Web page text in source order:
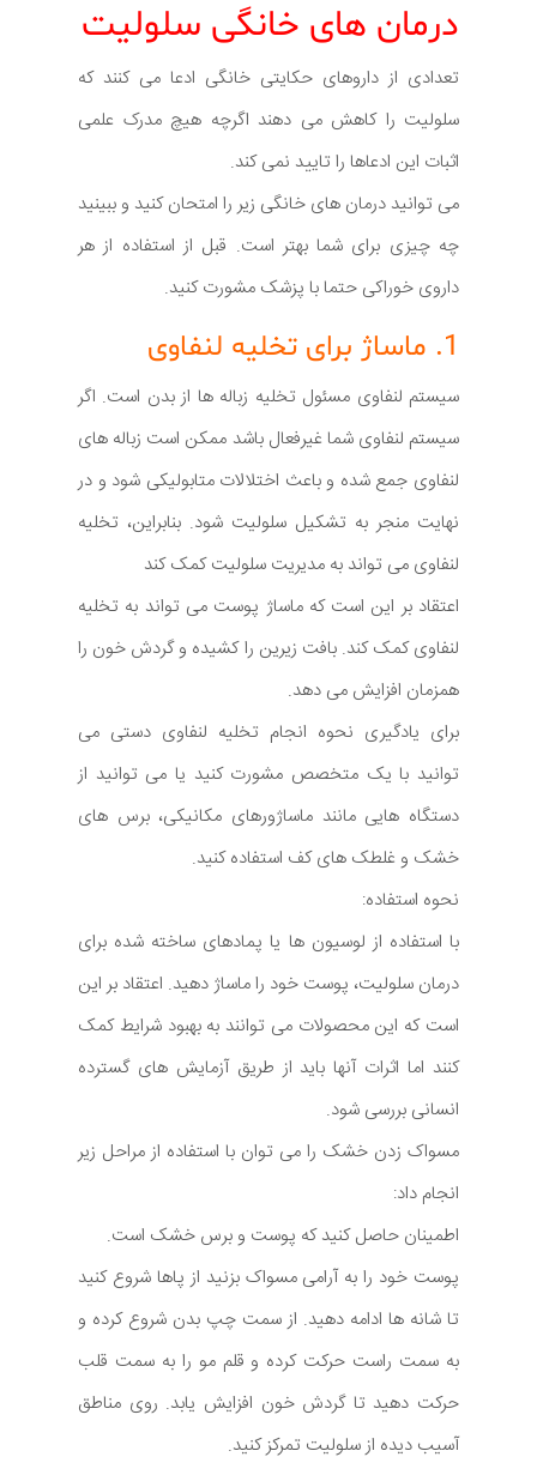
درمان های خانگی سلولیت
تعدادی از داروهای حکایتی خانگی ادعا می کنند که
سلولیت را کاهش می دهند اگرچه هیچ مدرک علمی
اثبات این ادعاها را تایید نمی کند.
می توانید درمان های خانگی زیر را امتحان کنید و ببینید
چه چیزی برای شما بهتر است. قبل از استفاده از هر
داروی خوراکی حتما با پزشک مشورت کنید.
1. ماساژ برای تخلیه لنفاوی
سیستم لنفاوی مسئول تخلیه زباله ها از بدن است. اگر
سیستم لنفاوی شما غیرفعال باشد ممکن است زباله های
لنفاوی جمع شده و باعث اختلالات متابولیکی شود و در
نهایت منجر به تشکیل سلولیت شود. بنابراین، تخلیه
لنفاوی می تواند به مدیریت سلولیت کمک کند
اعتقاد بر این است که ماساژ پوست می تواند به تخلیه
لنفاوی کمک کند. بافت زیرین را کشیده و گردش خون را
همزمان افزایش می دهد.
برای یادگیری نحوه انجام تخلیه لنفاوی دستی می
توانید با یک متخصص مشورت کنید یا می توانید از
دستگاه هایی مانند ماساژورهای مکانیکی، برس های
خشک و غلطک های کف استفاده کنید.
نحوه استفاده:
با استفاده از لوسیون ها یا پمادهای ساخته شده برای
درمان سلولیت، پوست خود را ماساژ دهید. اعتقاد بر این
است که این محصولات می توانند به بهبود شرایط کمک
کنند اما اثرات آنها باید از طریق آزمایش های گسترده
انسانی بررسی شود.
مسواک زدن خشک را می توان با استفاده از مراحل زیر
انجام داد:
اطمینان حاصل کنید که پوست و برس خشک است.
پوست خود را به آرامی مسواک بزنید از پاها شروع کنید
تا شانه ها ادامه دهید. از سمت چپ بدن شروع کرده و
به سمت راست حرکت کرده و قلم مو را به سمت قلب
حرکت دهید تا گردش خون افزایش یابد. روی مناطق
آسیب دیده از سلولیت تمرکز کنید.